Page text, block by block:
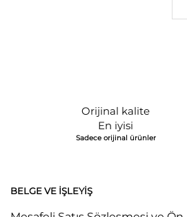
Orijinal kalite
En iyisi
Sadece orijinal ürünler
BELGE VE İŞLEYIŞ